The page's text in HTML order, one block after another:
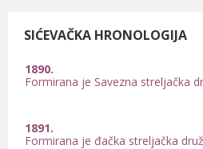
SIĆEVAČKA HRONOLOGIJA
1890.
Formirana je Savezna streljačka
1891.
Formirana je đačka streljačka